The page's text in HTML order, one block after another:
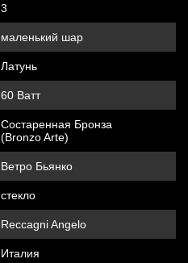
3
маленький шар
Латунь
60 Ватт
Состаренная Бронза
(Bronzo Arte)
Ветро Бьянко
стекло
Reccagni Angelo
Италия